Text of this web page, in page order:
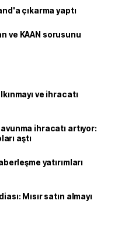
çıkarma yaptı
ve KAAN sorusunu
ve ihracatı
ihracatı artıyor:
aştı
yatırımları
Mısır satın almayı